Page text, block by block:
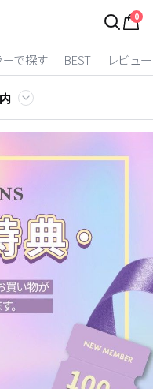
0
ーで探す BEST レビュー